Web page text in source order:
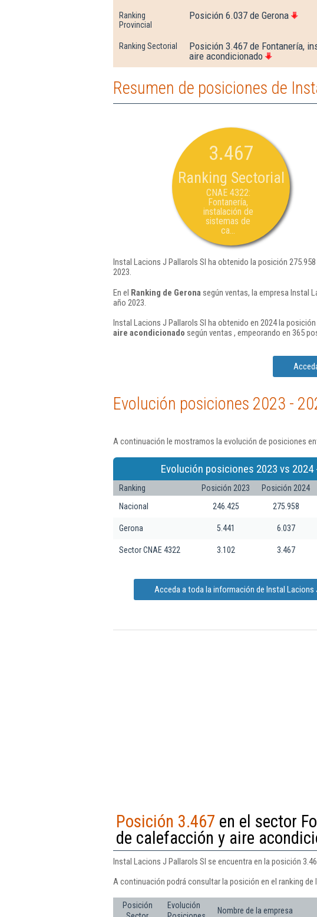
Ranking
Provincial
Posición 6.037 de Gerona
Ranking Sectorial
Posición 3.467 de Fontanería,
aire acondicionado
Resumen de posiciones de
3.467
Ranking Sectorial
CNAE 4322:
Fontanería,
instalación de
sistemas de
ca...
Instal Lacions J Pallarols Sl ha obtenido la posición 275.958
2023.
En el Ranking de Gerona según ventas, la empresa Instal
año 2023.
Instal Lacions J Pallarols Sl ha obtenido en 2024 la posición
aire acondicionado según ventas , empeorando en 365
Evolución posiciones 2023 -
A continuación le mostramos la evolución de posiciones
Evolución posiciones 2023 vs 2024
Ranking Posición 2023 Posición 2024
Nacional
246.425 275.958
Gerona 5.441 6.037
Sector CNAE 4322 3.102 3.467
Acceda a toda la información de Instal Lacions
Posición 3.467 en el sector
de calefacción y aire
Instal Lacions J Pallarols Sl se encuentra en la posición
A continuación podrá consultar la posición en el ranking
Posición
Evolución
Nombre de la empresa